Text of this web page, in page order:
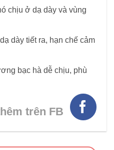
chịu ở dạ dày và vùng
dày tiết ra, hạn chế cảm
bạc hà dễ chịu, phù
trên FB